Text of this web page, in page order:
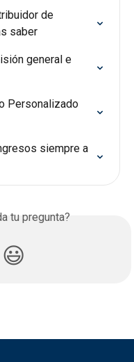
de
saber
general e
Personalizado
siempre a
tu pregunta?
😃